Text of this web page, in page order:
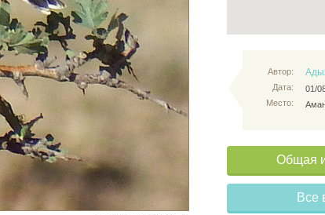
Автор:
Дата:
Место:
01/
Общая
Все